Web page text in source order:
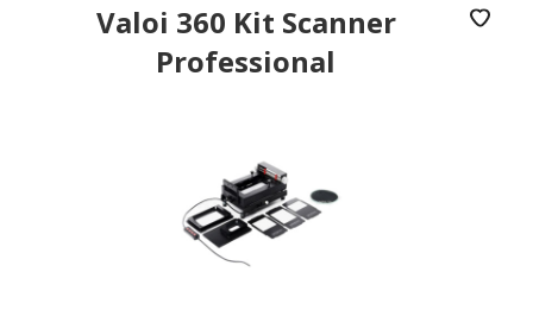
Valoi 360 Kit Scanner
Professional